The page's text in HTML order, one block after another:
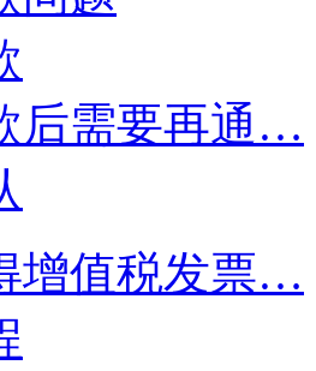
后需要再通…
增值税发票…